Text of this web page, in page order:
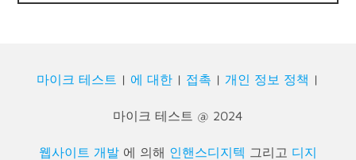
마이크 테스트 | 에 대한 | 접촉 | 개인 정보 정책 |
마이크 테스트 @ 2024
웹사이트 개발에 의해 인핸스디지텍 그리고 디지